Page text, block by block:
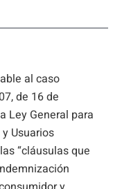
al caso
de 16 de
Ley General para
Usuarios
“cláusulas que